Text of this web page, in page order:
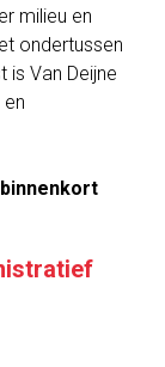
milieu en
ondertussen
is Van Deijne